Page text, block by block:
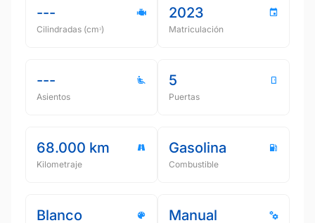
---
Cilindradas (cmᵌ)
2023
Matriculación
---
Asientos
5
Puertas
68.000 km
Kilometraje
Gasolina
Combustible
Blanco Manual